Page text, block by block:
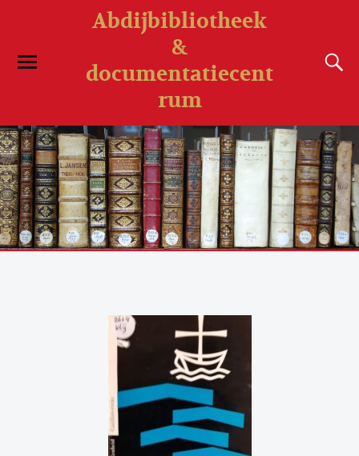
Abdijbibliotheek
&
documentatiecent
rum